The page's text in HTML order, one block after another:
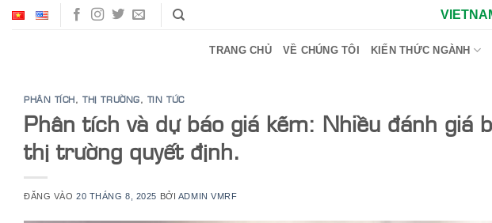
Bỏ
TRANG CHỦ VỀ CHÚNG TÔI KIẾN THỨC NGÀNH
PHÂN TÍCH,THỊ TRƯỜNG, TIN TỨC
Phân tích và dự báo giá kẽm: Nhiều đánh giá
thị trường quyết định.
ĐĂNG VÀO20 THÁNG 8, 2025 BỞI ADMIN VMRF